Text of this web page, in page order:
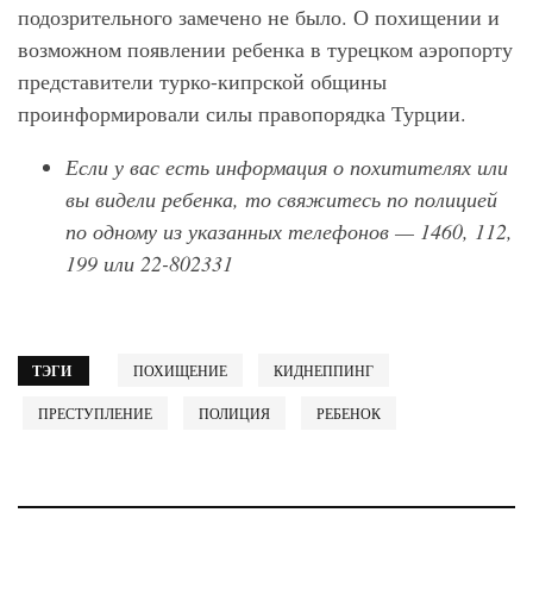
подозрительного замечено не было. О похищении и
возможном появлении ребенка в турецком аэропорту
представители турко-кипрской общины
проинформировали силы правопорядка Турции.
Если у вас есть информация о похитителях или
вы видели ребенка, то свяжитесь по полицией
по одному из указанных телефонов — 1460, 112,
199 или 22-802331
ТЭГИ ПОХИЩЕНИЕ КИДНЕППИНГ
ПРЕСТУПЛЕНИЕ ПОЛИЦИЯ РЕБЕНОК